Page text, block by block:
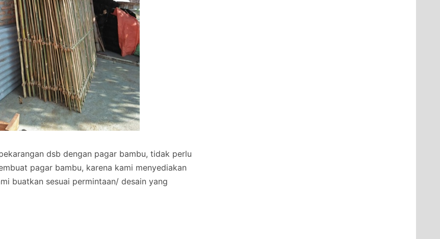
dsb dengan pagar bambu, tidak perlu
pagar bambu, karena kami menyediakan
buatkan sesuai permintaan/ desain yang